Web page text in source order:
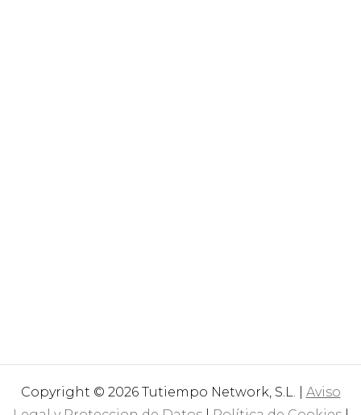
Copyright © 2026 Tutiempo Network, S.L. | Aviso